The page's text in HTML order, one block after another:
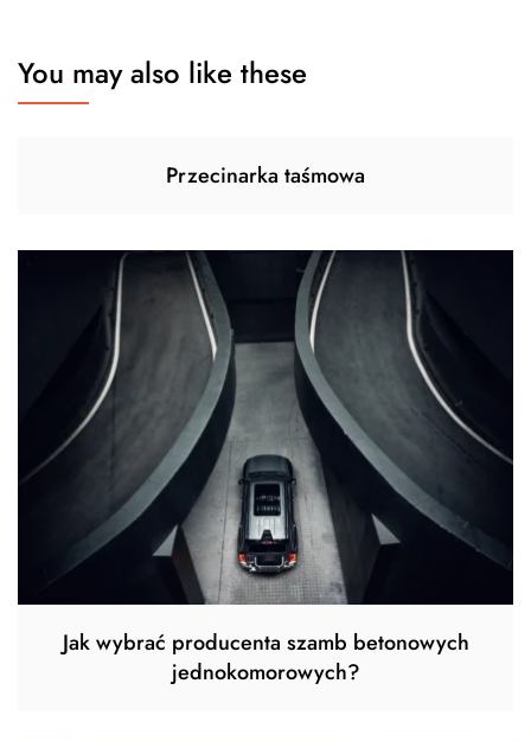
You may also like these
Przecinarka taśmowa
Jak wybrać producenta szamb betonowych
jednokomorowych?